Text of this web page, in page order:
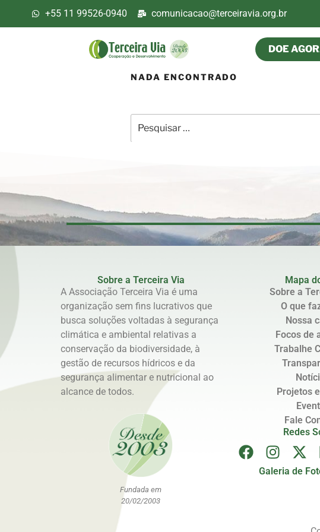
+55 11 99526-0940 comunicacao@terceiravia.org.br
DOE
NADA ENCONTRADO
Sobre a Terceira Via
A Associação Terceira Via é uma
organização sem fins lucrativos que
busca soluções voltadas à segurança
climática e ambiental relativas a
conservação da biodiversidade, à
gestão de recursos hídricos e da
segurança alimentar e nutricional ao
alcance de todos.
Fundada em
20/02/2003
Mapa
Sobre a
O que
Nossa
Focos de
Trabalhe
Projetos
Fale
Redes
Galeria de